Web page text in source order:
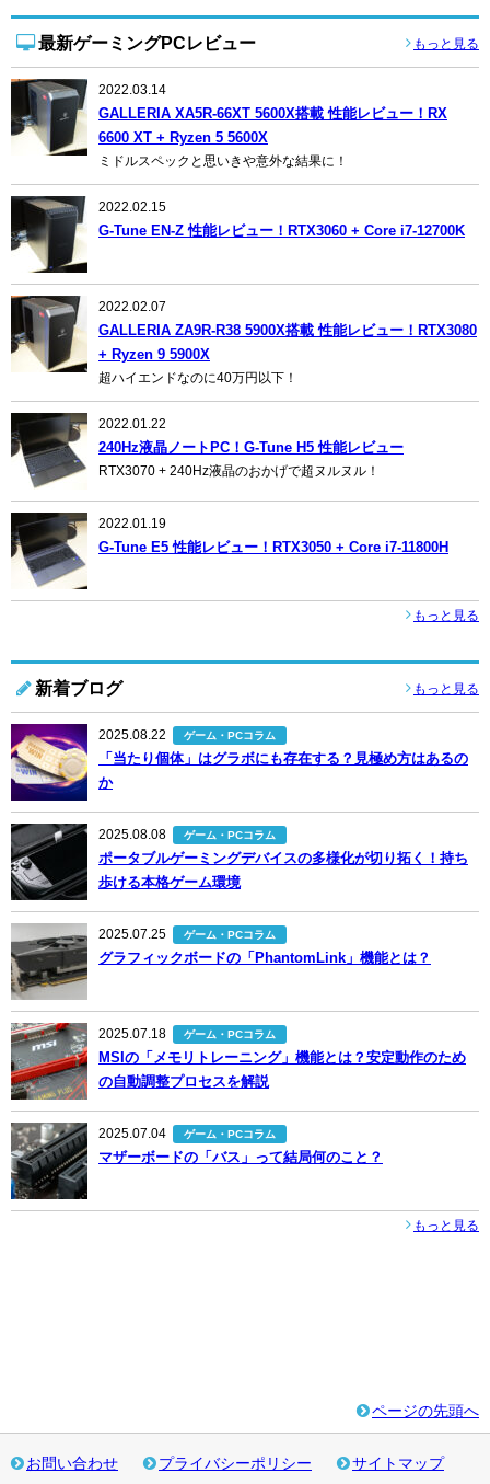
最新ゲーミングPCレビュー もっと見る
2022.03.14
GALLERIA XA5R-66XT 5600X搭載 性能レビュー！RX
6600 XT + Ryzen 5 5600X
ミドルスペックと思いきや意外な結果に！
2022.02.15
G-Tune EN-Z 性能レビュー！RTX3060 + Core i7-12700K
2022.02.07
GALLERIA ZA9R-R38 5900X搭載 性能レビュー！RTX3080
+ Ryzen 9 5900X
超ハイエンドなのに40万円以下！
2022.01.22
240Hz液晶ノートPC！G-Tune H5 性能レビュー
RTX3070 + 240Hz液晶のおかげで超ヌルヌル！
2022.01.19
G-Tune E5 性能レビュー！RTX3050 + Core i7-11800H
もっと見る
新着ブログ もっと見る
2025.08.22 ゲーム・PCコラム
「当たり個体」はグラボにも存在する？見極め方はあるの
か
2025.08.08 ゲーム・PCコラム
ポータブルゲーミングデバイスの多様化が切り拓く！持ち
歩ける本格ゲーム環境
2025.07.25 ゲーム・PCコラム
グラフィックボードの「PhantomLink」機能とは？
2025.07.18 ゲーム・PCコラム
MSIの「メモリトレーニング」機能とは？安定動作のため
の自動調整プロセスを解説
2025.07.04 ゲーム・PCコラム
マザーボードの「バス」って結局何のこと？
もっと見る
ページの先頭へ
お問い合わせ プライバシーポリシー サイトマップ